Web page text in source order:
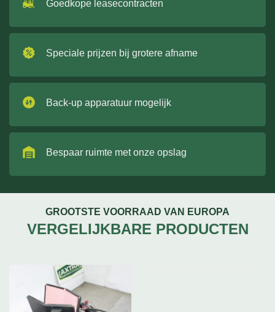
Goedkope leasecontracten
Speciale prijzen bij grotere afname
Back-up apparatuur mogelijk
Bespaar ruimte met onze opslag
GROOTSTE VOORRAAD VAN EUROPA
VERGELIJKBARE PRODUCTEN